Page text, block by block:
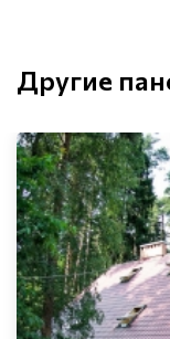
Другие